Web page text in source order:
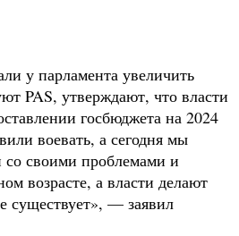
у парламента увеличить
PAS, утверждают, что власти
госбюджета на 2024
воевать, а сегодня мы
со своими проблемами и
возрасте, а власти делают
существует», — заявил